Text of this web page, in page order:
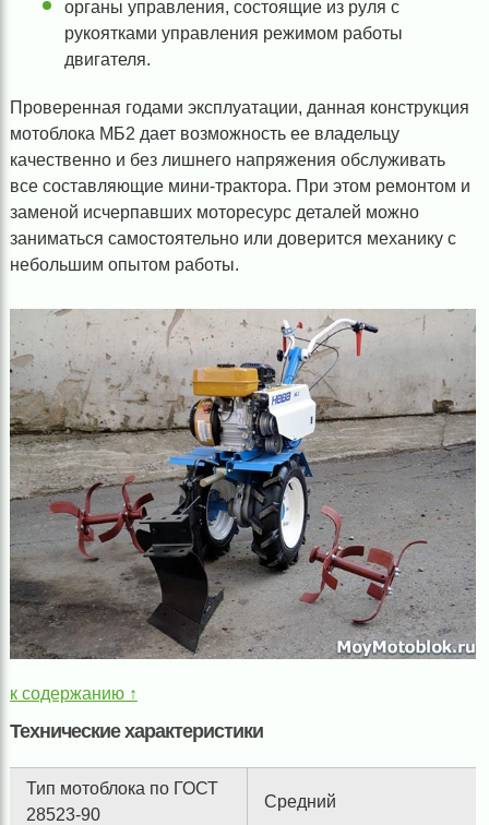
органы управления, состоящие из руля с
рукоятками управления режимом работы
двигателя.
Проверенная годами эксплуатации, данная конструкция
мотоблока МБ2 дает возможность ее владельцу
качественно и без лишнего напряжения обслуживать
все составляющие мини-трактора. При этом ремонтом и
заменой исчерпавших моторесурс деталей можно
заниматься самостоятельно или доверится механику с
небольшим опытом работы.
к содержанию ↑
Технические характеристики
Тип мотоблока по ГОСТ
28523-90
Средний